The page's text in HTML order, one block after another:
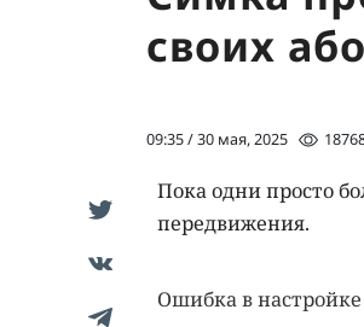
своих
09:35 / 30 мая, 2025
Пока одни просто
передвижения.
Ошибка в